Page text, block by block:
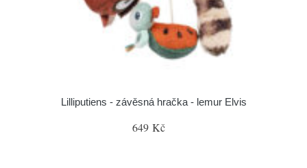
Lilliputiens - závěsná hračka - lemur Elvis
649 Kč